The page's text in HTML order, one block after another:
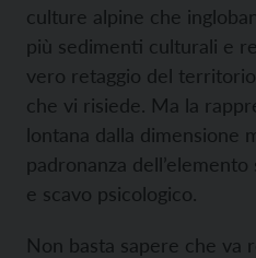
culture alpine che
più sedimenti culturali e
vero retaggio del
che vi risiede. Ma la
lontana dalla dimensione
padronanza
e scavo psicologico.
Non basta sapere che va